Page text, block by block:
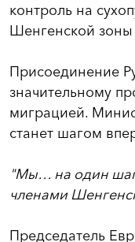
контроль на
Шенгенской зоны
Присоединение
значительному
миграцией.
станет шагом
"Мы… на один шаг
членами
Председатель